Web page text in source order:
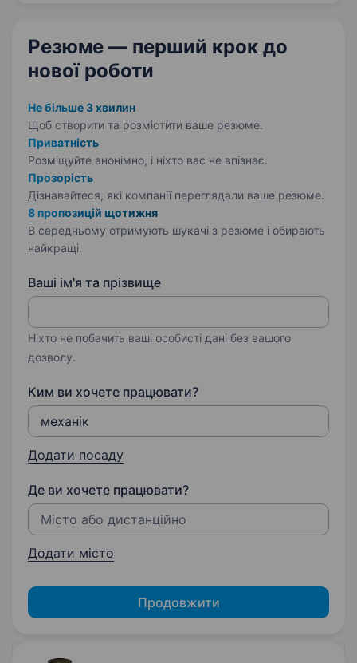
Резюме — перший крок до
нової роботи
Не більше 3 хвилин
Щоб створити та розмістити ваше резюме.
Приватність
Розміщуйте анонімно, і ніхто вас не впізнає.
Прозорість
Дізнавайтеся, які компанії переглядали ваше резюме.
8 пропозицій щотижня
В середньому отримують шукачі з резюме і обирають
найкращі.
Ваші ім'я та прізвище
Ніхто не побачить ваші особисті дані без вашого
дозволу.
Ким ви хочете працювати?
Додати посаду
Де ви хочете працювати?
Додати місто
Продовжити